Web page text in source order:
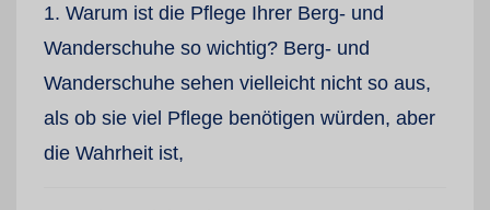
1. Warum ist die Pflege Ihrer Berg- und
Wanderschuhe so wichtig? Berg- und
Wanderschuhe sehen vielleicht nicht so aus,
als ob sie viel Pflege benötigen würden, aber
die Wahrheit ist,